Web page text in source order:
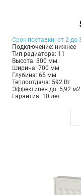
Срок поставки: от 2 до
Подключение: нижнее
Тип радиатора: 11
Высота: 300 мм
Ширина: 700 мм
Глубина: 65 мм
Теплоотдача: 592 Вт
Эффективен до: 5,92 м2
Гарантия: 10 лет